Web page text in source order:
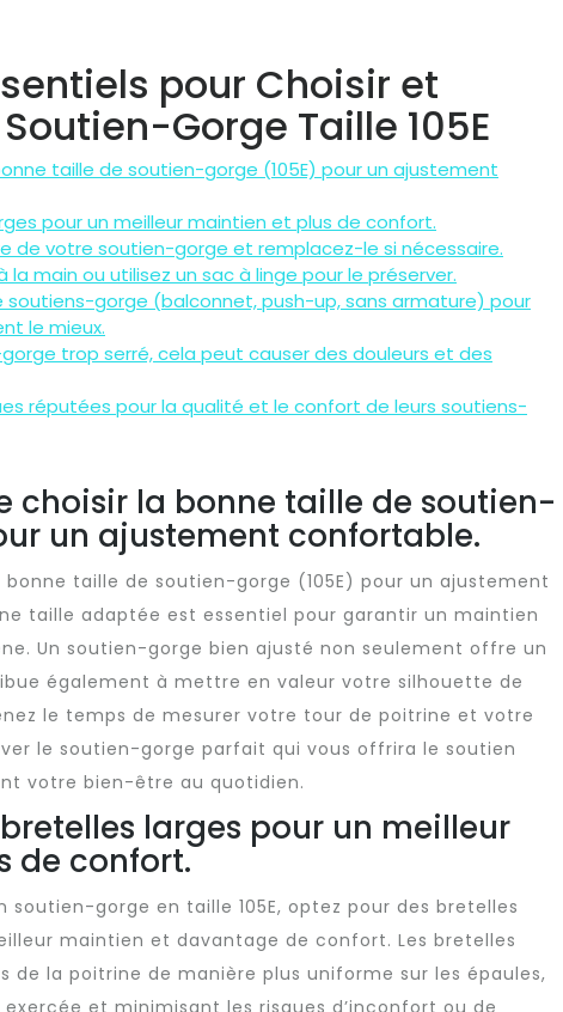
pour Choisir et
Gorge Taille 105E
taille de soutien-gorge (105E) pour un ajustement
pour un meilleur maintien et plus de confort.
de votre soutien-gorge et remplacez-le si nécessaire.
main ou utilisez un sac à linge pour le préserver.
soutiens-gorge (balconnet, push-up, sans armature) pour
le mieux.
trop serré, cela peut causer des douleurs et des
réputées pour la qualité et le confort de leurs soutiens-
choisir la bonne taille de soutien-
un ajustement confortable.
bonne taille de soutien-gorge (105E) pour un ajustement
taille adaptée est essentiel pour garantir un maintien
Un soutien-gorge bien ajusté non seulement offre un
également à mettre en valeur votre silhouette de
le temps de mesurer votre tour de poitrine et votre
le soutien-gorge parfait qui vous offrira le soutien
votre bien-être au quotidien.
larges pour un meilleur
de confort.
soutien-gorge en taille 105E, optez pour des bretelles
maintien et davantage de confort. Les bretelles
de la poitrine de manière plus uniforme sur les épaules,
et minimisant les risques d’inconfort ou de